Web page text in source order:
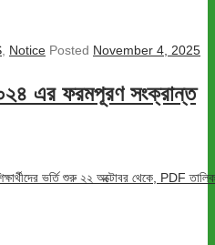
Notice Posted November 4, 2025
এর ফরমপূরণ সংক্রান্ত